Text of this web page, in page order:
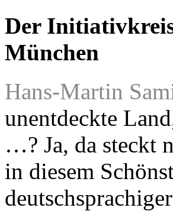
Der
München
Hans-Martin
unentdeckte
…? Ja, da steckt
in diesem